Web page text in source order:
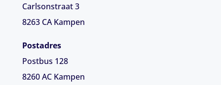
Carlsonstraat 3
8263 CA Kampen
Postadres
Postbus 128
8260 AC Kampen